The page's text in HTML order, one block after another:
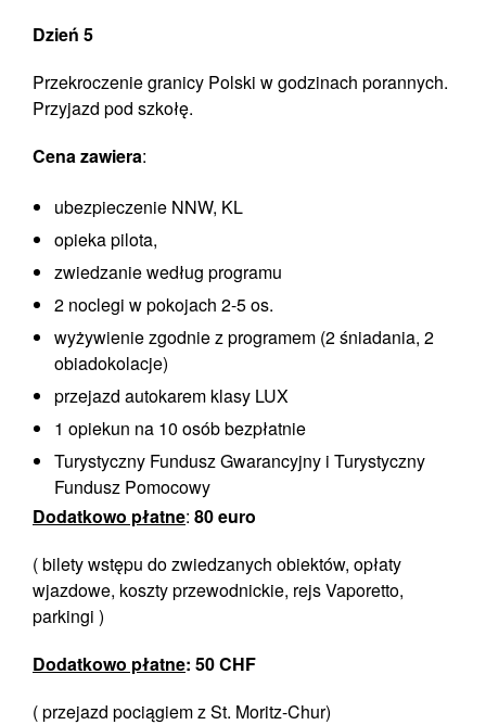
Dzień 5
Przekroczenie granicy Polski w godzinach porannych.
Przyjazd pod szkołę.
Cena zawiera:
ubezpieczenie NNW, KL
opieka pilota,
zwiedzanie według programu
2 noclegi w pokojach 2-5 os.
wyżywienie zgodnie z programem (2 śniadania, 2
obiadokolacje)
przejazd autokarem klasy LUX
1 opiekun na 10 osób bezpłatnie
Turystyczny Fundusz Gwarancyjny i Turystyczny
Fundusz Pomocowy
Dodatkowo płatne: 80 euro
( bilety wstępu do zwiedzanych obiektów, opłaty
wjazdowe, koszty przewodnickie, rejs Vaporetto,
parkingi )
Dodatkowo płatne: 50 CHF
( przejazd pociągiem z St. Moritz-Chur)